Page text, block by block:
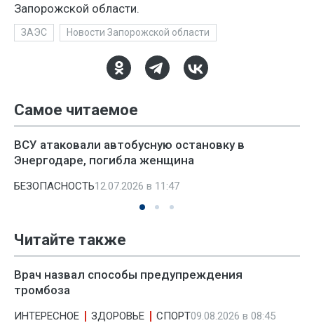
Запорожской области.
ЗАЭС Новости Запорожской области
Самое читаемое
ВСУ атаковали автобусную остановку в
Энергодаре, погибла женщина
БЕЗОПАСНОСТЬ12.07.2026 в 11:47
Читайте также
Врач назвал способы предупреждения
тромбоза
ИНТЕРЕСНОЕ ЗДОРОВЬЕ СПОРТ09.08.2026 в 08:45